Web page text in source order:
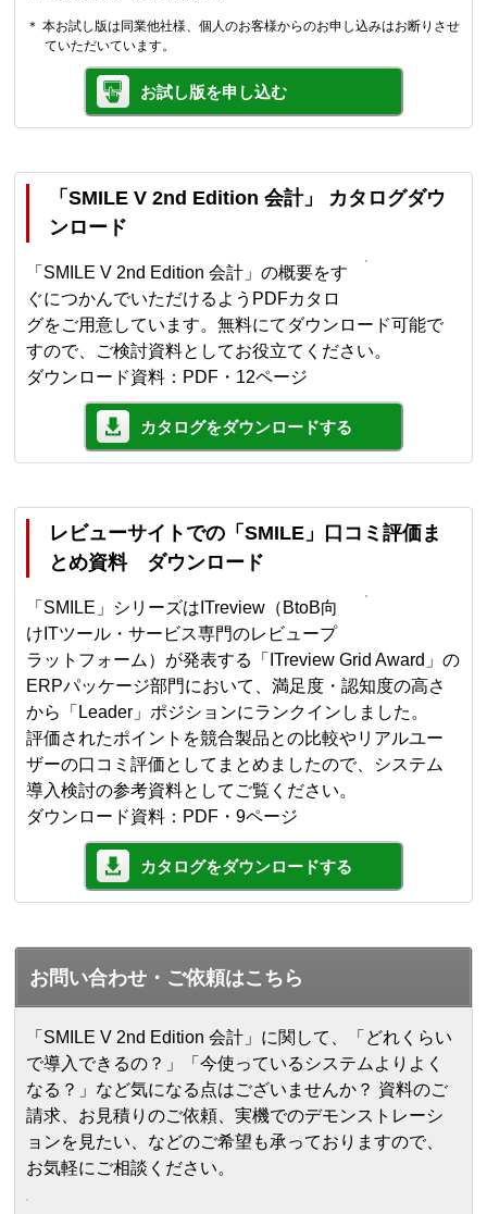
＊ 本お試し版は同業他社様、個人のお客様からのお申し込みはお断りさせ
ていただいています。
お試し版を申し込む
「SMILE V 2nd Edition 会計」 カタログダウ
ンロード
「SMILE V 2nd Edition 会計」の概要をす
ぐにつかんでいただけるようPDFカタロ
グをご用意しています。無料にてダウンロード可能で
すので、ご検討資料としてお役立てください。
ダウンロード資料：PDF・12ページ
カタログをダウンロードする
レビューサイトでの「SMILE」口コミ評価ま
とめ資料 ダウンロード
「SMILE」シリーズはITreview（BtoB向
けITツール・サービス専門のレビュープ
ラットフォーム）が発表する「ITreview Grid Award」の
ERPパッケージ部門において、満足度・認知度の高さ
から「Leader」ポジションにランクインしました。
評価されたポイントを競合製品との比較やリアルユー
ザーの口コミ評価としてまとめましたので、システム
導入検討の参考資料としてご覧ください。
ダウンロード資料：PDF・9ページ
カタログをダウンロードする
お問い合わせ・ご依頼はこちら
「SMILE V 2nd Edition 会計」に関して、「どれくらい
で導入できるの？」「今使っているシステムよりよく
なる？」など気になる点はございませんか？ 資料のご
請求、お見積りのご依頼、実機でのデモンストレーシ
ョンを見たい、などのご希望も承っておりますので、
お気軽にご相談ください。